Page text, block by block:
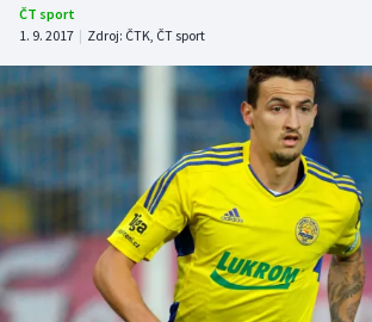
Atletika
Cyklistika
DALŠÍ SPORTY
Americký fotbal
Baseball a softbal
NEPŘEHLÉDNĚTE
Soutěže
ČT sport
1. 9. 2017 | Zdroj: ČTK, ČT sport